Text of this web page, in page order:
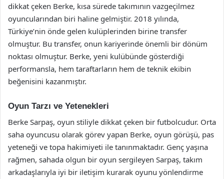
dikkat çeken Berke, kısa sürede takımının vazgeçilmez
oyuncularından biri haline gelmiştir. 2018 yılında,
Türkiye’nin önde gelen kulüplerinden birine transfer
olmuştur. Bu transfer, onun kariyerinde önemli bir dönüm
noktası olmuştur. Berke, yeni kulübünde gösterdiği
performansla, hem taraftarların hem de teknik ekibin
beğenisini kazanmıştır.
Oyun Tarzı ve Yetenekleri
Berke Sarpaş, oyun stiliyle dikkat çeken bir futbolcudur. Orta
saha oyuncusu olarak görev yapan Berke, oyun görüşü, pas
yeteneği ve topa hakimiyeti ile tanınmaktadır. Genç yaşına
rağmen, sahada olgun bir oyun sergileyen Sarpaş, takım
arkadaşlarıyla iyi bir iletişim kurarak oyunu yönlendirme